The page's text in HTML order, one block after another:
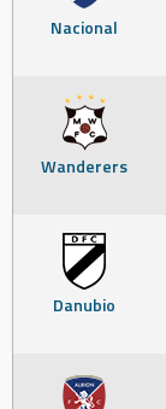
Nacional
Wanderers
Danubio